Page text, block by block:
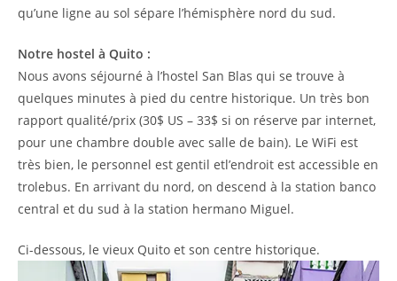
qu’une ligne au sol sépare l’hémisphère nord du sud.
Notre hostel à Quito :
Nous avons séjourné à l’hostel San Blas qui se trouve à
quelques minutes à pied du centre historique. Un très bon
rapport qualité/prix (30$ US – 33$ si on réserve par internet,
pour une chambre double avec salle de bain). Le WiFi est
très bien, le personnel est gentil etl’endroit est accessible en
trolebus. En arrivant du nord, on descend à la station banco
central et du sud à la station hermano Miguel.
Ci-dessous, le vieux Quito et son centre historique.